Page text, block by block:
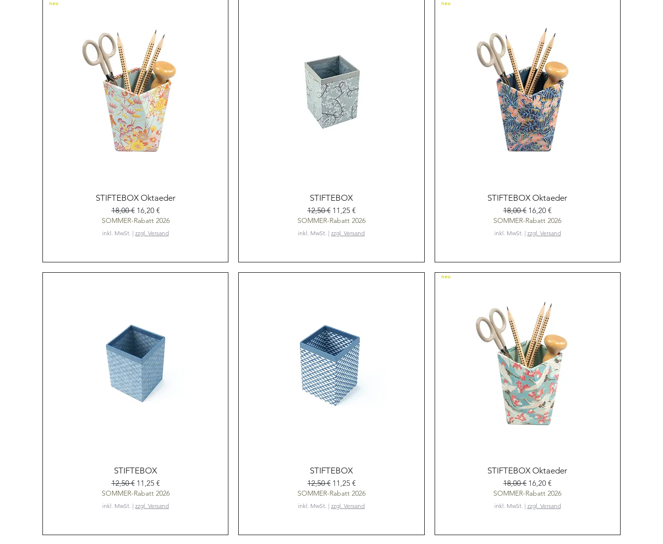
Schnellansicht
NEU
STIFTEBOX Oktaeder
Standardpreis
18,00 € Sale-Preis
16,20 €
SOMMER-Rabatt 2026
inkl. MwSt. |zzgl. Versand
Schnellansicht
STIFTEBOX
Standardpreis
12,50 € Sale-Preis
11,25 €
SOMMER-Rabatt 2026
inkl. MwSt. |zzgl. Versand
Schnellansicht
NEU
STIFTEBOX Oktaeder
Standardpreis
18,00 € Sale-Preis
16,20 €
SOMMER-Rabatt 2026
inkl. MwSt. | zzgl. Versand
Schnellansicht
STIFTEBOX
Standardpreis
12,50 € Sale-Preis
11,25 €
SOMMER-Rabatt 2026
inkl. MwSt. |zzgl. Versand
Schnellansicht
STIFTEBOX
Standardpreis
12,50 € Sale-Preis
11,25 €
SOMMER-Rabatt 2026
inkl. MwSt. |zzgl. Versand
Schnellansicht
NEU
STIFTEBOX Oktaeder
Standardpreis
18,00 € Sale-Preis
16,20 €
SOMMER-Rabatt 2026
inkl. MwSt. | zzgl. Versand